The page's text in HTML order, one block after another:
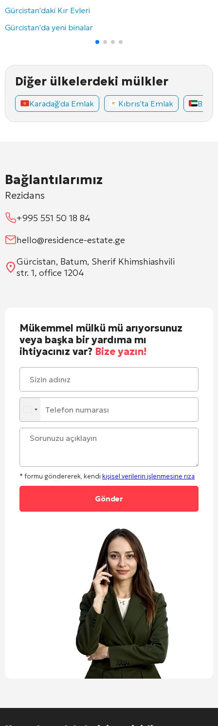
Gürcistan'daki Kır Evleri
Gürcistan'da yeni binalar
Diğer ülkelerdeki mülkler
Karadağ'da Emlak Kıbrıs'ta Emlak
Bağlantılarımız
Rezidans
+995 551 50 18 84
hello@residence-estate.ge
Gürcistan, Batum, Sherif Khimshiashvili
str. 1, office 1204
Mükemmel mülkü mü arıyorsunuz
veya başka bir yardıma mı
ihtiyacınız var? Bize yazın!
* formu göndererek, kendi kişisel verilerin işlenmesine rıza